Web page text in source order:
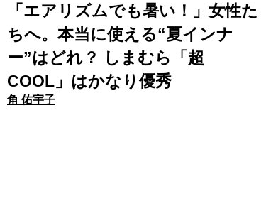
「エアリズムでも暑い！」女性た
ちへ。本当に使える“夏インナ
ー”はどれ？ しまむら「超
COOL」はかなり優秀
角 佑宇子